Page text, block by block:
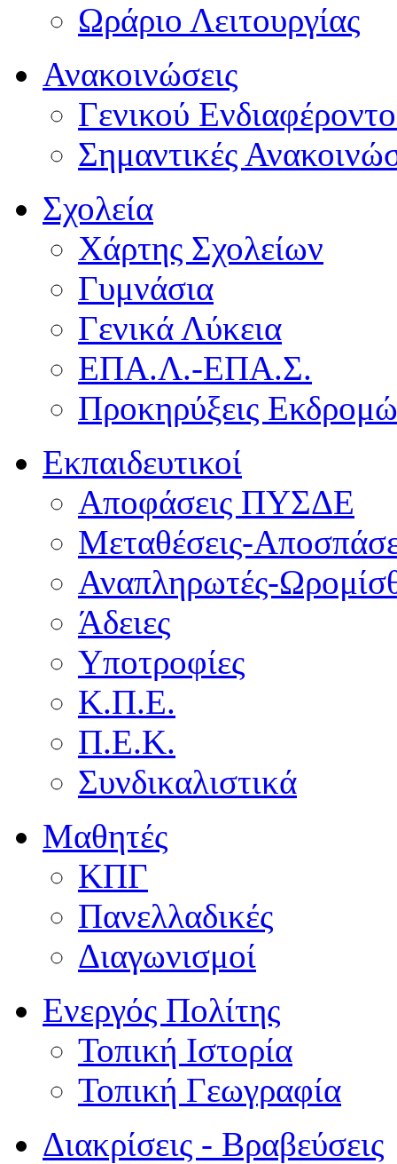
Ωράριο Λειτουργίας
Ανακοινώσεις
Γενικού
Σημαντικές
Σχολεία
Χάρτης Σχολείων
Γυμνάσια
Γενικά Λύκεια
ΕΠΑ.Λ.-ΕΠΑ.Σ.
Προκηρύξεις
Εκπαιδευτικοί
Αποφάσεις ΠΥΣΔΕ
Μεταθέσεις-
Αναπληρωτές-
Άδειες
Υποτροφίες
Κ.Π.Ε.
Π.Ε.Κ.
Συνδικαλιστικά
Μαθητές
ΚΠΓ
Πανελλαδικές
Διαγωνισμοί
Ενεργός Πολίτης
Τοπική Ιστορία
Τοπική Γεωγραφία
Διακρίσεις - Βραβεύσεις